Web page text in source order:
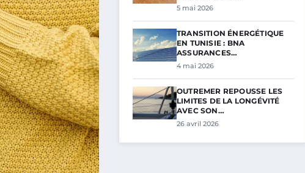
5 mai 2026
TRANSITION ÉNERGÉTIQUE
EN TUNISIE : BNA
ASSURANCES…
4 mai 2026
OUTREMER REPOUSSE LES
LIMITES DE LA LONGÉVITÉ
AVEC SON…
26 avril 2026